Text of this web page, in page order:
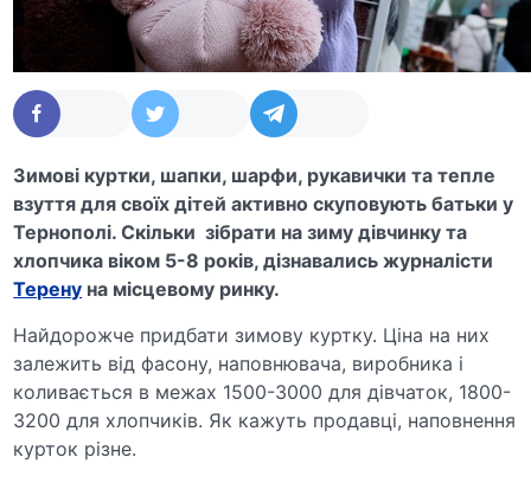
Зимові куртки, шапки, шарфи, рукавички та тепле
взуття для своїх дітей активно скуповують батьки у
Тернополі. Скільки зібрати на зиму дівчинку та
хлопчика віком 5-8 років, дізнавались журналісти
Терену на місцевому ринку.
Найдорожче придбати зимову куртку. Ціна на них
залежить від фасону, наповнювача, виробника і
коливається в межах 1500-3000 для дівчаток, 1800-
3200 для хлопчиків. Як кажуть продавці, наповнення
курток різне.